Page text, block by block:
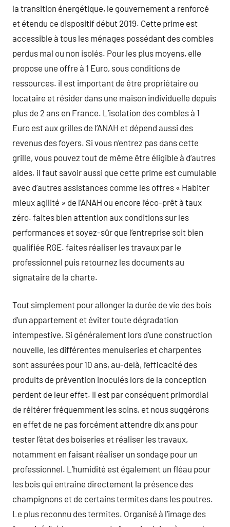
la transition énergétique, le gouvernement a renforcé
et étendu ce dispositif début 2019. Cette prime est
accessible à tous les ménages possédant des combles
perdus mal ou non isolés. Pour les plus moyens, elle
propose une offre à 1 Euro, sous conditions de
ressources. il est important de être propriétaire ou
locataire et résider dans une maison individuelle depuis
plus de 2 ans en France. L’isolation des combles à 1
Euro est aux grilles de l’ANAH et dépend aussi des
revenus des foyers. Si vous n’entrez pas dans cette
grille, vous pouvez tout de même être éligible à d’autres
aides. il faut savoir aussi que cette prime est cumulable
avec d’autres assistances comme les offres « Habiter
mieux agilité » de l’ANAH ou encore l’éco-prêt à taux
zéro. faites bien attention aux conditions sur les
performances et soyez-sûr que l’entreprise soit bien
qualifiée RGE. faites réaliser les travaux par le
professionnel puis retournez les documents au
signataire de la charte.
Tout simplement pour allonger la durée de vie des bois
d’un appartement et éviter toute dégradation
intempestive. Si généralement lors d’une construction
nouvelle, les différentes menuiseries et charpentes
sont assurées pour 10 ans, au-delà, l’efficacité des
produits de prévention inoculés lors de la conception
perdent de leur effet. Il est par conséquent primordial
de réitérer fréquemment les soins, et nous suggérons
en effet de ne pas forcément attendre dix ans pour
tester l’état des boiseries et réaliser les travaux,
notamment en faisant réaliser un sondage pour un
professionnel. L’humidité est également un fléau pour
les bois qui entraîne directement la présence des
champignons et de certains termites dans les poutres.
Le plus reconnu des termites. Organisé à l’image des